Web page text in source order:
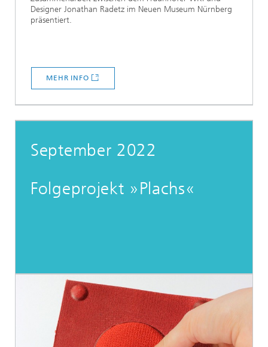
Designer Jonathan Radetz im Neuen Museum Nürnberg
präsentiert.
MEHR INFO
September 2022
Folgeprojekt »Plachs«